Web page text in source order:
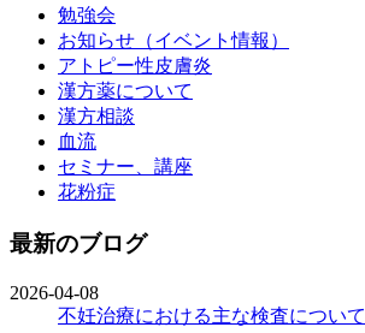
勉強会
お知らせ（イベント情報）
アトピー性皮膚炎
漢方薬について
漢方相談
血流
セミナー、講座
花粉症
最新のブログ
2026-04-08
不妊治療における主な検査について